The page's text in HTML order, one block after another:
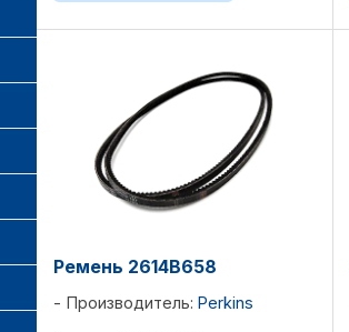
Ремень 2614B658
Производитель: Perkins